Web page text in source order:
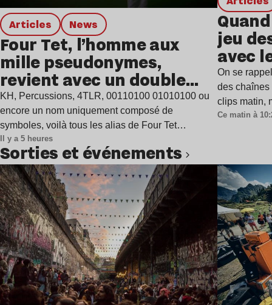
Articles news
Four Tet, l’homme aux
mille pseudonymes,
revient avec un double
single
KH, Percussions, 4TLR, 00110100 01010100 ou
encore un nom uniquement composé de
symboles, voilà tous les alias de Four Tet…
Il y a 5 heures
jeu
avec
On se
des
clips matin,
Ce matin à
Sorties et événements
Lire l’article